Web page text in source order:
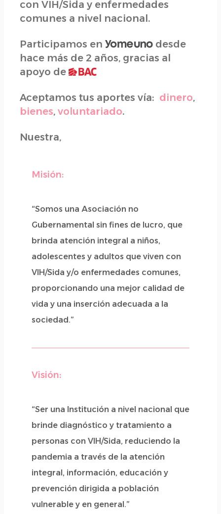
con VIH/Sida y enfermedades
comunes a nivel nacional.
Participamos en
desde
hace más de 2 años, gracias al
apoyo de
Aceptamos tus aportes vía: dinero,
bienes, voluntariado.
Nuestra,
Misión:
“Somos una Asociación no
Gubernamental sin fines de lucro, que
brinda atención integral a niños,
adolescentes y adultos que viven con
VIH/Sida y/o enfermedades comunes,
proporcionando una mejor calidad de
vida y una inserción adecuada a la
sociedad.”
Visión:
“Ser una Institución a nivel nacional que
brinde diagnóstico y tratamiento a
personas con VIH/Sida, reduciendo la
pandemia a través de la atención
integral, información, educación y
prevención dirigida a población
vulnerable y en general.”